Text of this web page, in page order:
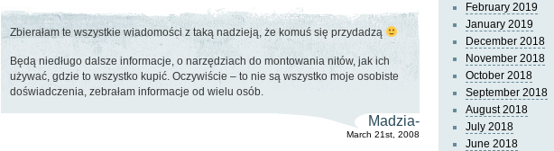
Zbierałam te wszystkie wiadomości z taką nadzieją, że komuś się przydadzą
Będą niedługo dalsze informacje, o narzędziach do montowania nitów, jak ich
używać, gdzie to wszystko kupić. Oczywiście – to nie są wszystko moje osobiste
doświadczenia, zebrałam informacje od wielu osób.
Madzia-
March 21st, 2008
February 2019
January 2019
December 2018
November 2018
October 2018
September 2018
August 2018
July 2018
June 2018